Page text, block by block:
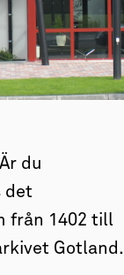
du
det
från 1402 till
Gotland.